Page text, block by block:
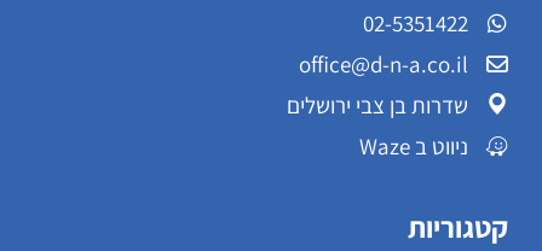
02-5351422
office@d-n-a.co.il
שדרות בן צבי ירושלים
ניווט ב Waze
קטגוריות